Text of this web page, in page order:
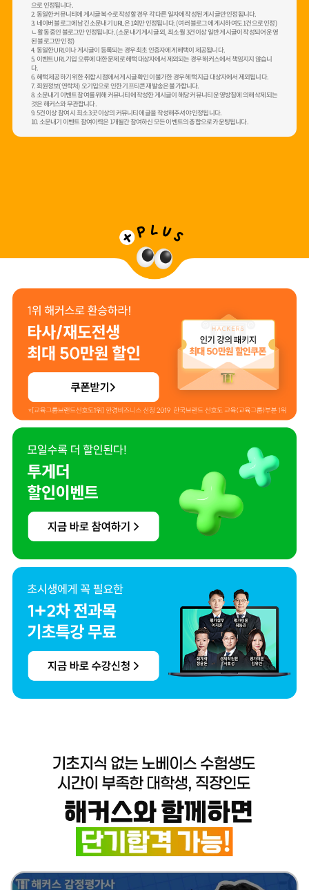
으로 인정됩니다.
2. 동일한 커뮤니티에 게시글 복수로 작성할 경우 각 다른 일자에 작성된 게시글만 인정됩니다.
3. 네이버 블로그에 남긴 소문내기 URL은 1회만 인정됩니다. (여러 블로그에 게시하여도 1건으로 인정)
ㄴ 활동 중인 블로그만 인정됩니다. (소문내기 게시글 외, 최소 월 3건 이상 일반 게시글이 작성되어 운영
된 블로그만 인정)
4. 동일한 URL이나 게시글이 등록되는 경우 최초 인증자에게 헤택이 제공됩니다.
5. 이벤트 URL 기입 오류에 대한 문제로 헤택 대상자에서 제외되는 경우 해커스에서 책임지지 않습니
다.
6. 혜택 제공하기 위한 취합 시점에서 게시글 확인이 불가한 경우 헤택 지급 대상자에서 제외됩니다.
7. 회원정보(연락처) 오기입으로 인한 기프티콘 재발송은 불가합니다.
8. 소문내기 이벤트 참여를 위해 커뮤니티에 작성한 게시글이 해당 커뮤니티 운영방침에 의해 삭제되는
것은 해커스와 무관합니다.
9. 5건 이상 참여 시 최소 3곳 이상의 커뮤니티에 글을 작성해주셔야 인정됩니다.
10. 소문내기 이벤트 참여이력은 1개월간 참여하신 모든 이벤트의 총합으로 카운팅됩니다.